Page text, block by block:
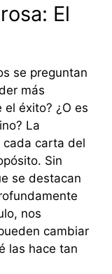
El
se preguntan
más
éxito? ¿O es
La
cada carta del
Sin
se destacan
nos
cambiar
las hace tan